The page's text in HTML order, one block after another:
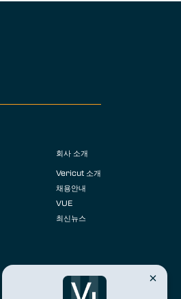
회사 소개
Vericut 소개
채용안내
VUE
최신뉴스